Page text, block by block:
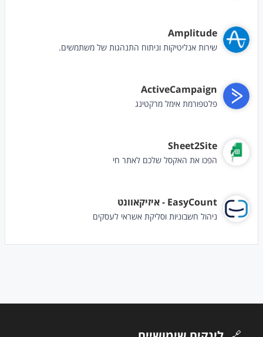
Amplitude
שירות אנליטיקות וניתוח התנהגות של משתמשים.
ActiveCampaign
פלטפורמת אימל מרקטינג
Sheet2Site
הפכו את האקסל שלכם לאתר חי
EasyCount - איזיקאוונט
ניהול חשבוניות וסליקת אשראי לעסקים